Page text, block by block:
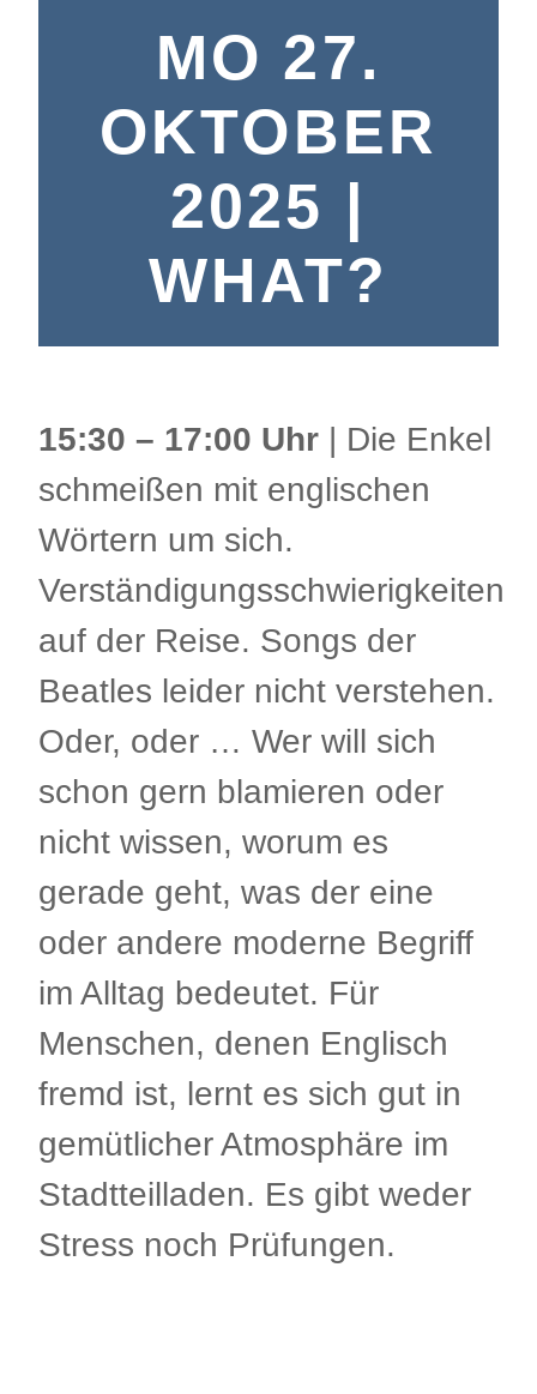
MO 27.
OKTOBER
2025 |
WHAT?
15:30 – 17:00 Uhr | Die Enkel
schmeißen mit englischen
Wörtern um sich.
Verständigungsschwierigkeiten
auf der Reise. Songs der
Beatles leider nicht verstehen.
Oder, oder … Wer will sich
schon gern blamieren oder
nicht wissen, worum es
gerade geht, was der eine
oder andere moderne Begriff
im Alltag bedeutet. Für
Menschen, denen Englisch
fremd ist, lernt es sich gut in
gemütlicher Atmosphäre im
Stadtteilladen. Es gibt weder
Stress noch Prüfungen.